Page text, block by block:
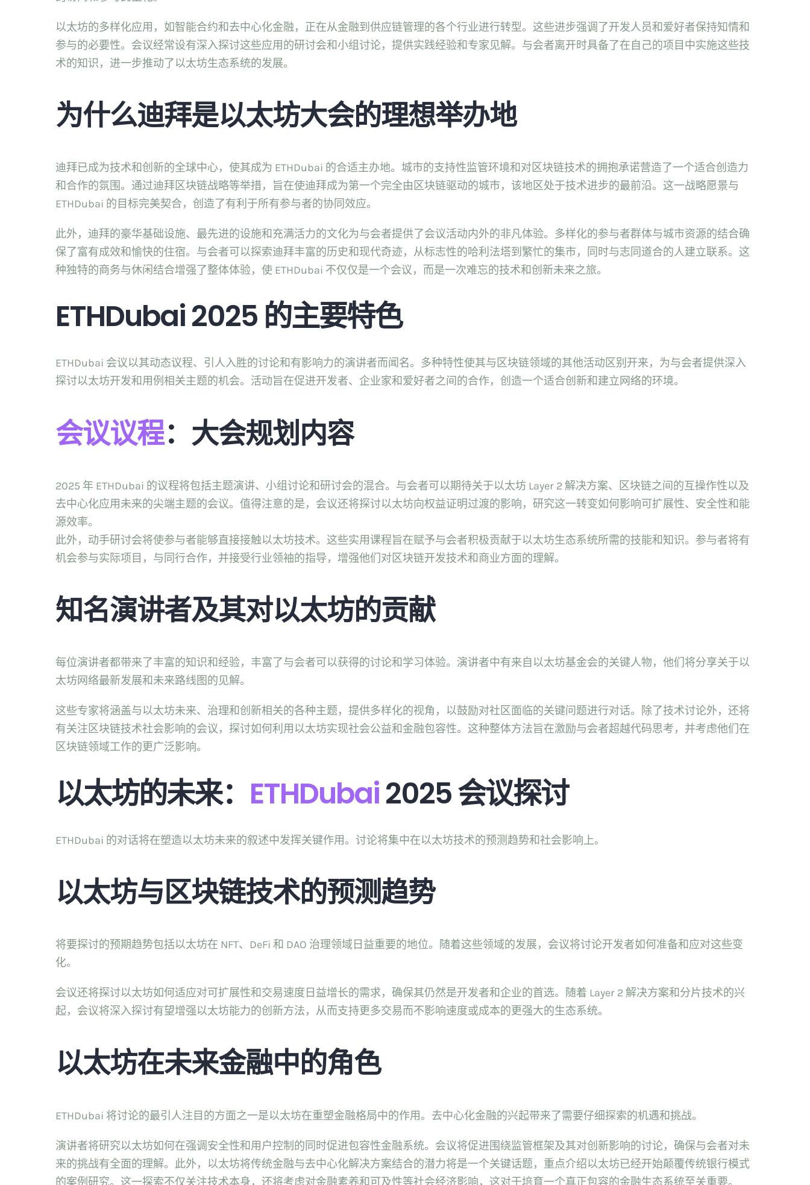
以太坊的多样化应用，如智能合约和去中心化金融，正在从金融到供应链管理的各个行业进行转型。这些进步强调了开发人员和爱好者保持知情和
参与的必要性。会议经常设有深入探讨这些应用的研讨会和小组讨论，提供实践经验和专家见解。与会者离开时具备了在自己的项目中实施这些技
术的知识，进一步推动了以太坊生态系统的发展。
为什么迪拜是以太坊大会的理想举办地
迪拜已成为技术和创新的全球中心，使其成为 ETHDubai 的合适主办地。城市的支持性监管环境和对区块链技术的拥抱承诺营造了一个适合创造力
和合作的氛围。通过迪拜区块链战略等举措，旨在使迪拜成为第一个完全由区块链驱动的城市，该地区处于技术进步的最前沿。这一战略愿景与
ETHDubai 的目标完美契合，创造了有利于所有参与者的协同效应。
此外，迪拜的豪华基础设施、最先进的设施和充满活力的文化为与会者提供了会议活动内外的非凡体验。多样化的参与者群体与城市资源的结合确
保了富有成效和愉快的住宿。与会者可以探索迪拜丰富的历史和现代奇迹，从标志性的哈利法塔到繁忙的集市，同时与志同道合的人建立联系。这
种独特的商务与休闲结合增强了整体体验，使 ETHDubai 不仅仅是一个会议，而是一次难忘的技术和创新未来之旅。
ETHDubai 2025 的主要特色
ETHDubai 会议以其动态议程、引人入胜的讨论和有影响力的演讲者而闻名。多种特性使其与区块链领域的其他活动区别开来，为与会者提供深入
探讨以太坊开发和用例相关主题的机会。活动旨在促进开发者、企业家和爱好者之间的合作，创造一个适合创新和建立网络的环境。
会议议程：大会规划内容
2025 年 ETHDubai 的议程将包括主题演讲、小组讨论和研讨会的混合。与会者可以期待关于以太坊 Layer 2 解决方案、区块链之间的互操作性以及
去中心化应用未来的尖端主题的会议。值得注意的是，会议还将探讨以太坊向权益证明过渡的影响，研究这一转变如何影响可扩展性、安全性和能
源效率。
此外，动手研讨会将使参与者能够直接接触以太坊技术。这些实用课程旨在赋予与会者积极贡献于以太坊生态系统所需的技能和知识。参与者将有
机会参与实际项目，与同行合作，并接受行业领袖的指导，增强他们对区块链开发技术和商业方面的理解。
知名演讲者及其对以太坊的贡献
每位演讲者都带来了丰富的知识和经验，丰富了与会者可以获得的讨论和学习体验。演讲者中有来自以太坊基金会的关键人物，他们将分享关于以
太坊网络最新发展和未来路线图的见解。
这些专家将涵盖与以太坊未来、治理和创新相关的各种主题，提供多样化的视角，以鼓励对社区面临的关键问题进行对话。除了技术讨论外，还将
有关注区块链技术社会影响的会议，探讨如何利用以太坊实现社会公益和金融包容性。这种整体方法旨在激励与会者超越代码思考，并考虑他们在
区块链领域工作的更广泛影响。
以太坊的未来： ETHDubai2025 会议探讨
ETHDubai 的对话将在塑造以太坊未来的叙述中发挥关键作用。讨论将集中在以太坊技术的预测趋势和社会影响上。
以太坊与区块链技术的预测趋势
将要探讨的预期趋势包括以太坊在 NFT、DeFi 和 DAO 治理领域日益重要的地位。随着这些领域的发展，会议将讨论开发者如何准备和应对这些变
化。
会议还将探讨以太坊如何适应对可扩展性和交易速度日益增长的需求，确保其仍然是开发者和企业的首选。随着 Layer 2 解决方案和分片技术的兴
起，会议将深入探讨有望增强以太坊能力的创新方法，从而支持更多交易而不影响速度或成本的更强大的生态系统。
以太坊在未来金融中的角色
ETHDubai 将讨论的最引人注目的方面之一是以太坊在重塑金融格局中的作用。去中心化金融的兴起带来了需要仔细探索的机遇和挑战。
演讲者将研究以太坊如何在强调安全性和用户控制的同时促进包容性金融系统。会议将促进围绕监管框架及其对创新影响的讨论，确保与会者对未
来的挑战有全面的理解。此外，以太坊将传统金融与去中心化解决方案结合的潜力将是一个关键话题，重点介绍以太坊已经开始颠覆传统银行模式
的案例研究。这一探索不仅关注技术本身，还将考虑对金融素养和可及性等社会经济影响，这对于培育一个真正包容的金融生态系统至关重要。